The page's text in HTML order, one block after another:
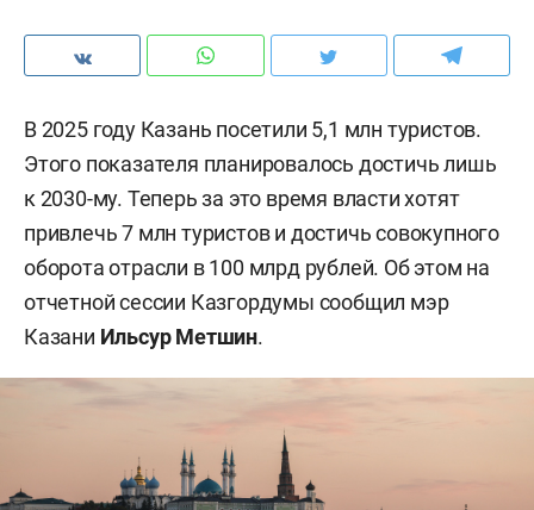
В 2025 году Казань посетили 5,1 млн туристов.
Этого показателя планировалось достичь лишь
к 2030-му. Теперь за это время власти хотят
привлечь 7 млн туристов и достичь совокупного
оборота отрасли в 100 млрд рублей. Об этом на
отчетной сессии Казгордумы сообщил мэр
Казани Ильсур Метшин.